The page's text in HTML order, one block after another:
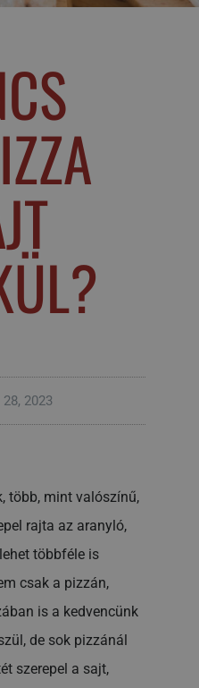
2023
több, mint valószínű,
rajta az aranyló,
többféle is
csak a pizzán,
is a kedvencünk
de sok pizzánál
szerepel a sajt,